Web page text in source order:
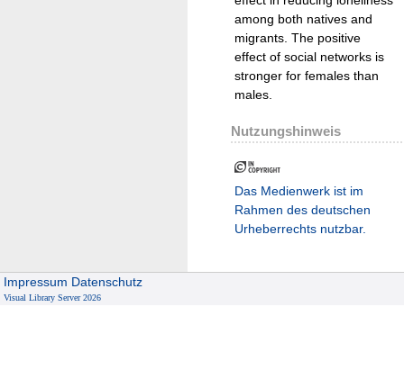
among both natives and
migrants. The positive
effect of social networks is
stronger for females than
males.
Nutzungshinweis
Das Medienwerk ist im
Rahmen des deutschen
Urheberrechts nutzbar.
Impressum Datenschutz
Visual Library Server 2026